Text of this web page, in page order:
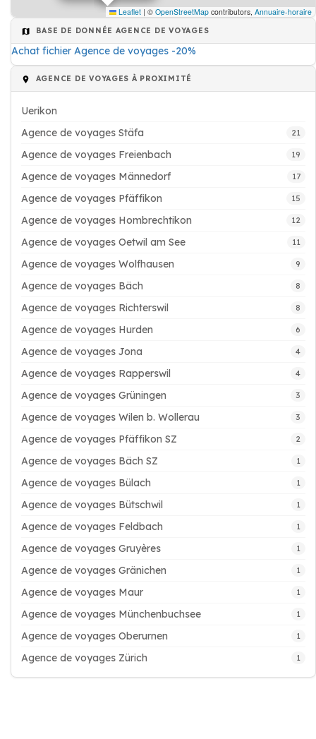
Leaflet | © OpenStreetMap contributors, Annuaire-horaire
BASE DE DONNÉE AGENCE DE VOYAGES
Achat fichier Agence de voyages -20%
AGENCE DE VOYAGES À PROXIMITÉ
Uerikon
Agence de voyages Stäfa
21
Agence de voyages Freienbach 19
Agence de voyages Männedorf 17
Agence de voyages Pfäffikon 15
Agence de voyages Hombrechtikon 12
Agence de voyages Oetwil am See 11
Agence de voyages Wolfhausen 9
Agence de voyages Bäch 8
Agence de voyages Richterswil 8
Agence de voyages Hurden 6
Agence de voyages Jona 4
Agence de voyages Rapperswil 4
Agence de voyages Grüningen 3
Agence de voyages Wilen b. Wollerau 3
Agence de voyages Pfäffikon SZ 2
Agence de voyages Bäch SZ 1
Agence de voyages Bülach 1
Agence de voyages Bütschwil 1
Agence de voyages Feldbach 1
Agence de voyages Gruyères 1
Agence de voyages Gränichen 1
Agence de voyages Maur 1
Agence de voyages Münchenbuchsee 1
Agence de voyages Oberurnen 1
Agence de voyages Zürich 1